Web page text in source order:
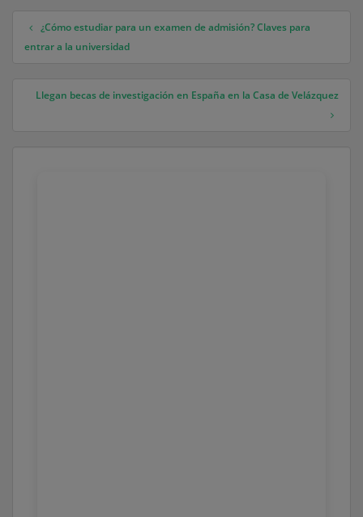
Navegación de entradas
¿Cómo estudiar para un examen de admisión? Claves para
entrar a la universidad
Llegan becas de investigación en España en la Casa de Velázquez